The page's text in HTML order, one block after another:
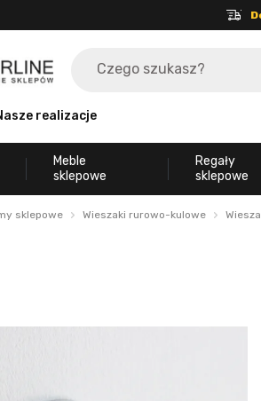
realizacje
Meble
sklepowe
Regały
sklepowe
sklepowe Wieszaki rurowo-kulowe